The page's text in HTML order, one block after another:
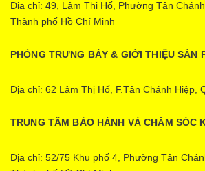
Địa chỉ: 49, Lâm Thị Hố, Phường Tân Chánh
Thành phố Hồ Chí Minh
PHÒNG TRƯNG BÀY & GIỚI THIỆU SÀN
Địa chỉ: 62 Lâm Thị Hố, F.Tân Chánh Hiệp,
TRUNG TÂM BẢO HÀNH VÀ CHĂM SÓC
Địa chỉ: 52/75 Khu phố 4, Phường Tân